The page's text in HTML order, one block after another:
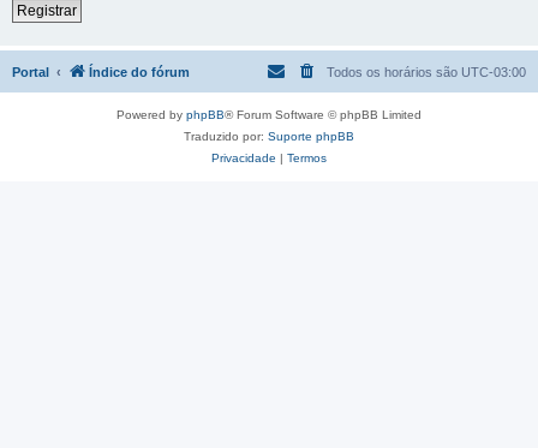
Registrar
Portal Índice do fórum Todos os horários são UTC-03:00
Powered by phpBB® Forum Software © phpBB Limited
Traduzido por: Suporte phpBB
Privacidade | Termos